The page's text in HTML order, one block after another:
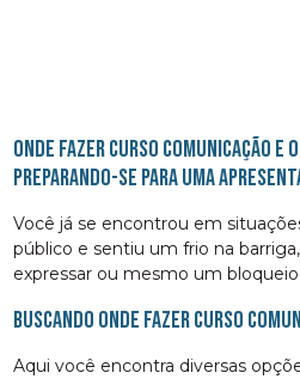
onde fazer curso comunicação e
Preparando-se para uma
Você já se encontrou em
público e sentiu um frio na
expressar ou mesmo um
Buscando onde fazer curso
Aqui você encontra diversas